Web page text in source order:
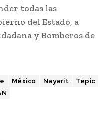
todas las
del Estado, a
y Bomberos de
México Nayarit
Tepic